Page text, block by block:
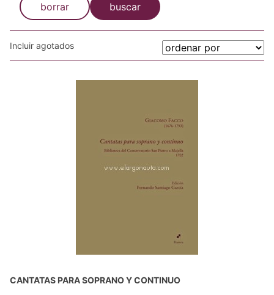
borrar buscar
Incluir agotados
CANTATAS PARA SOPRANO Y CONTINUO